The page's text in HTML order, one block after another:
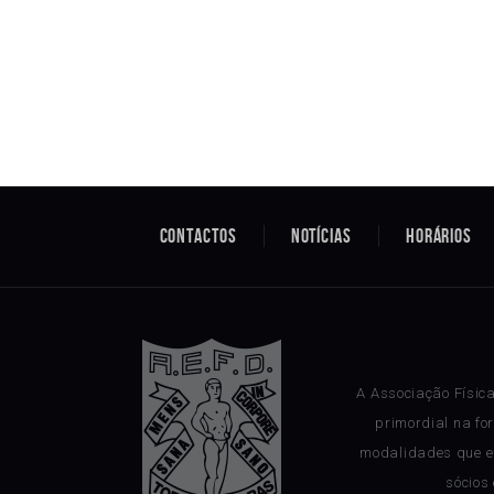
Contactos Notícias Horários
A Associação
primordial na
modalidades que